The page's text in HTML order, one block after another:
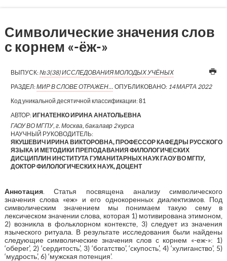
Символические значения слов
с корнем «-ёж-»
ВЫПУСК:№3(38) ИССЛЕДОВАНИЯ МОЛОДЫХ УЧЁНЫХ
РАЗДЕЛ:МИР В СЛОВЕ ОТРАЖЕН… ОПУБЛИКОВАНО: 14 МАРТА 2022
Код уникальной десятичной классификации:81
АВТОР:ИГНАТЕНКО ИРИНА АНАТОЛЬЕВНА
ГАОУ ВО МГПУ, г. Москва, бакалавр 2 курса
НАУЧНЫЙ РУКОВОДИТЕЛЬ:
ЯКУШЕВИЧ ИРИНА ВИКТОРОВНА, ПРОФЕССОР КАФЕДРЫ РУССКОГО
ЯЗЫКА И МЕТОДИКИ ПРЕПОДАВАНИЯ ФИЛОЛОГИЧЕСКИХ
ДИСЦИПЛИН ИНСТИТУТА ГУМАНИТАРНЫХ НАУК ГАОУ ВО МГПУ,
ДОКТОР ФИЛОЛОГИЧЕСКИХ НАУК, ДОЦЕНТ
Аннотация. Статья посвящена анализу символического
значения слова «еж» и его однокоренных диалектизмов. Под
символическим значением мы понимаем такую сему в
лексическом значении слова, которая 1) мотивирована этимоном,
2) возникла в фольклорном контексте, 3) следует из значения
языческого ритуала. В результате исследования были найдены
следующие символические значения слов с корнем «-еж-»: 1)
‘оберег’, 2) ‘cердитость’, 3) ‘богатство’, ‘скупость’, 4) ‘хулиганство’, 5)
‘мудрость’, 6) ‘мужская потенция’.